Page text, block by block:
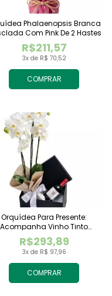
COMPRAR
3x de R$ 70,52
R$211,57
Phalaenopsis Branca
Com Pink De 2 Hastes
COMPRAR
3x de R$ 97,96
R$293,89
Orquídea Para Presente:
Acompanha Vinho Tinto
Importado